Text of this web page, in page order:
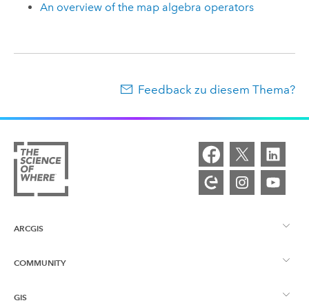
An overview of the map algebra operators
Feedback zu diesem Thema?
ARCGIS
ArcGIS – Überblick
COMMUNITY
Esri Community
GIS